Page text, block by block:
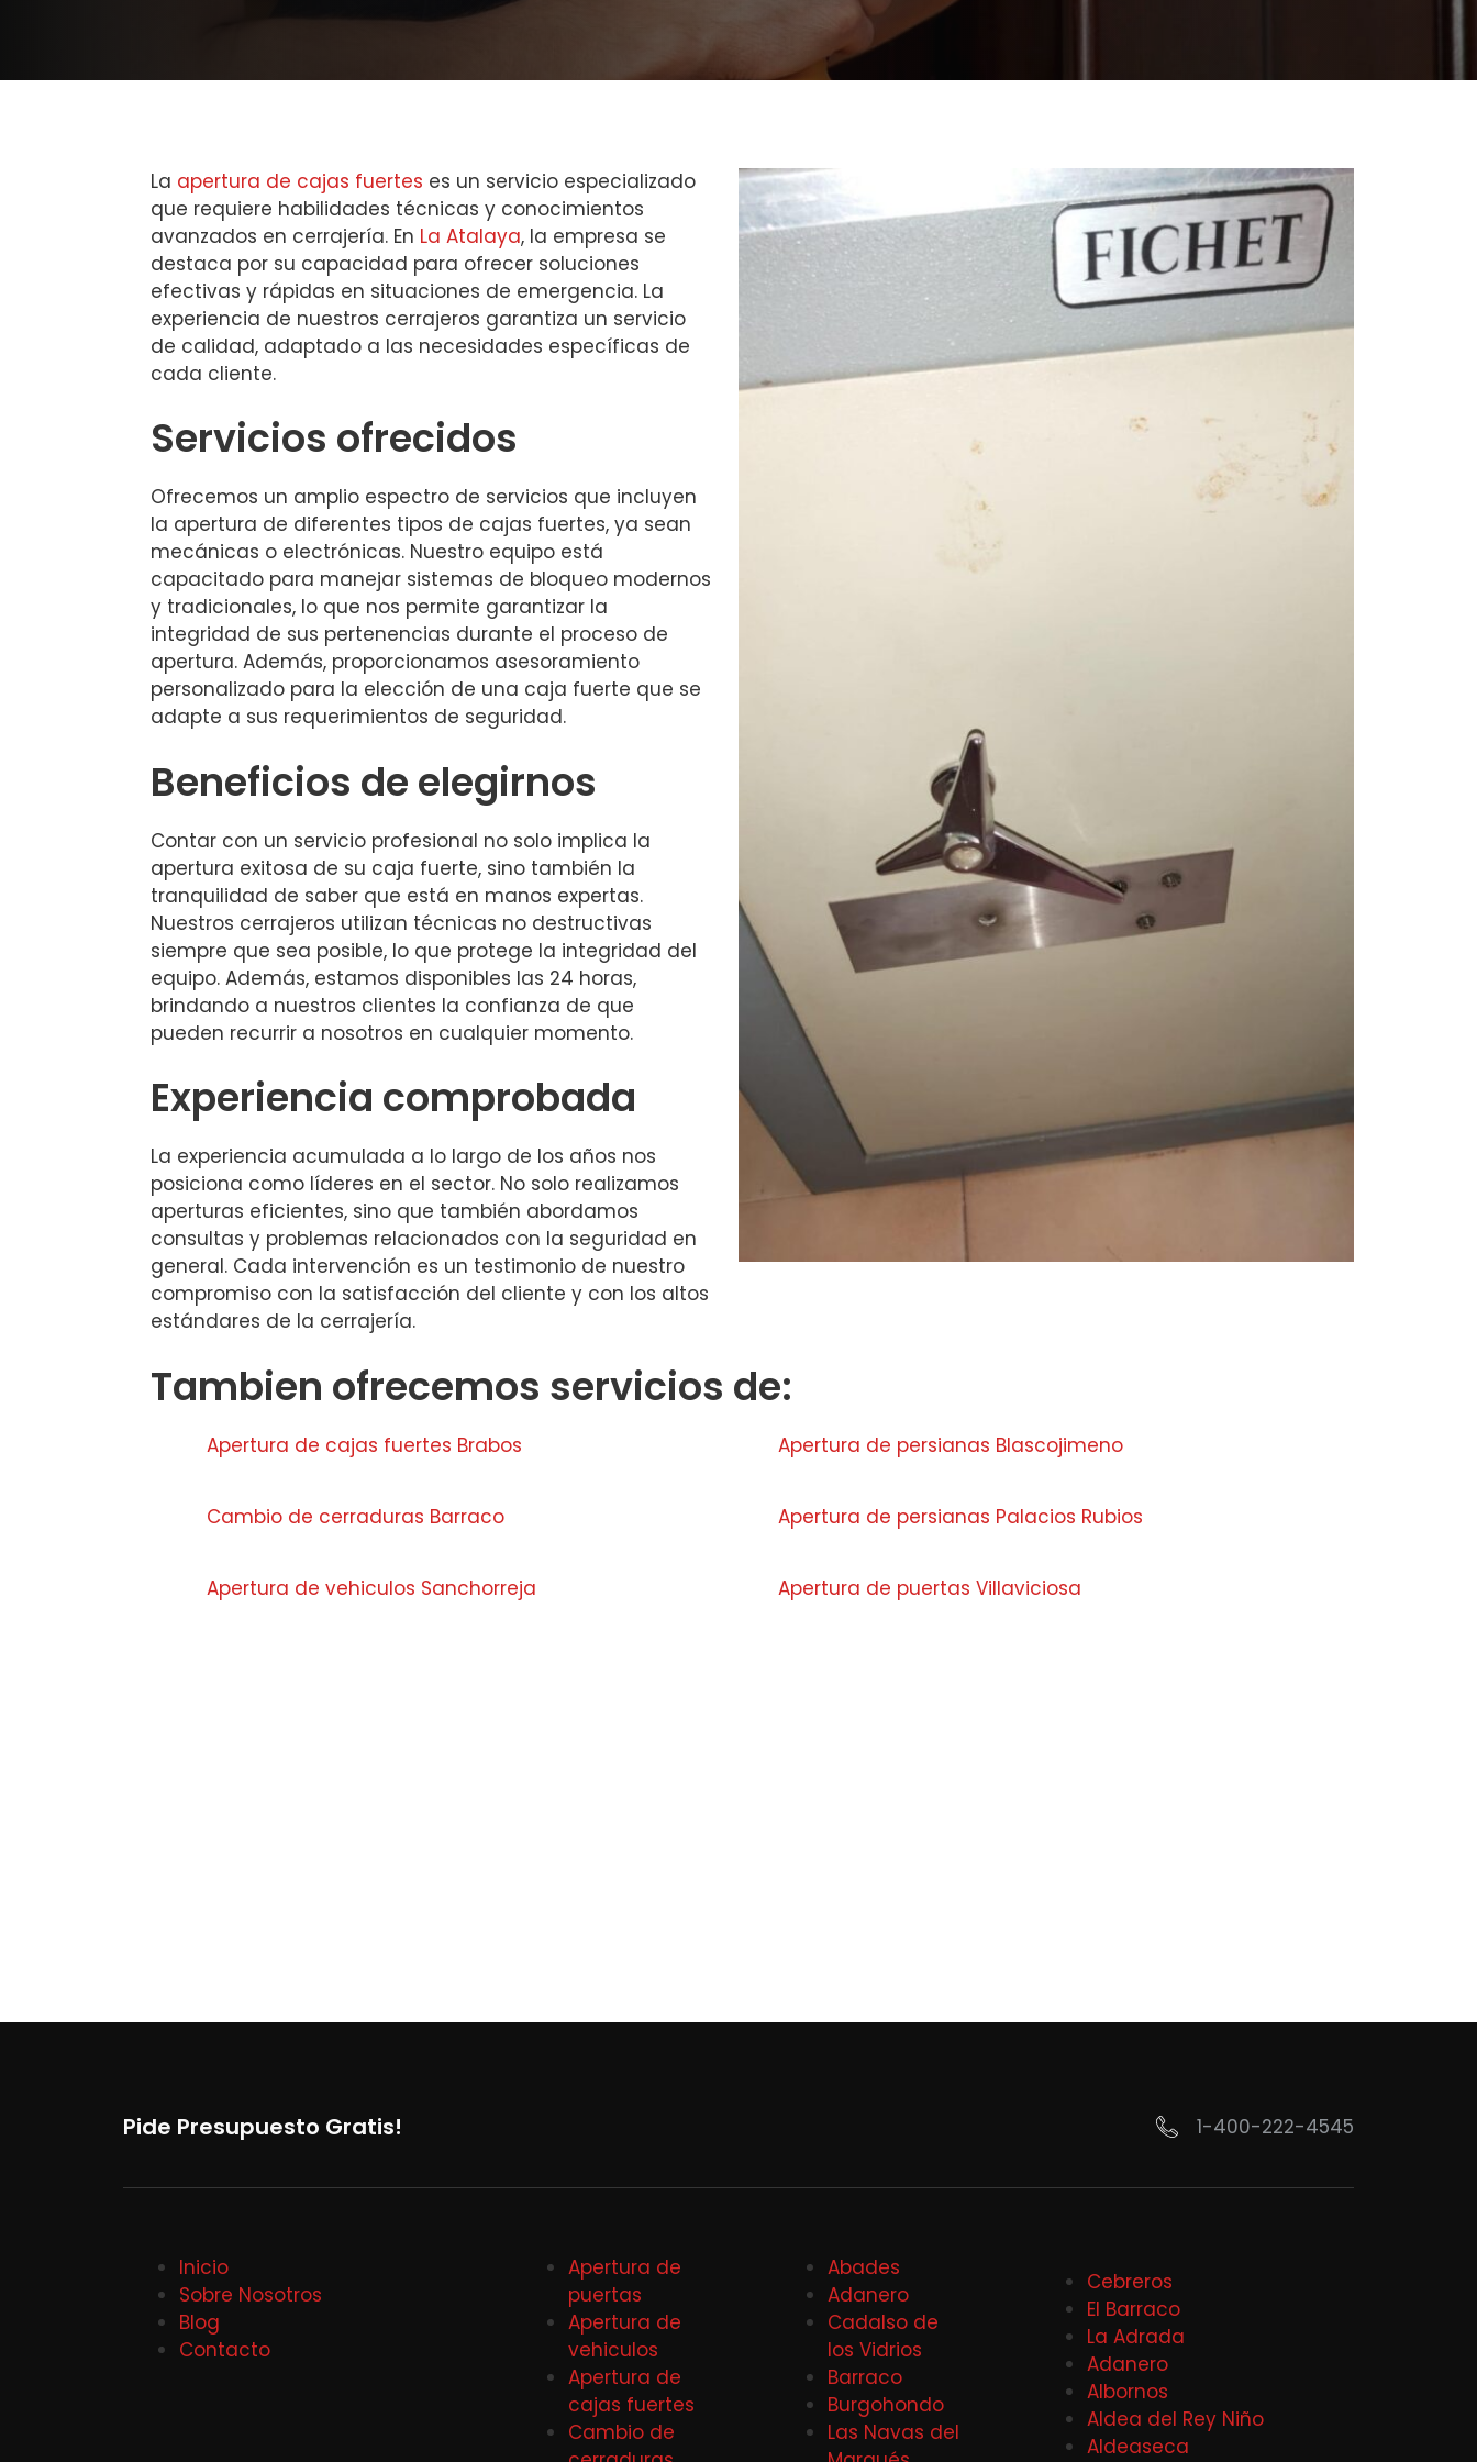
La apertura de cajas fuertes es un servicio especializado
que requiere habilidades técnicas y conocimientos
avanzados en cerrajería. En La Atalaya, la empresa se
destaca por su capacidad para ofrecer soluciones
efectivas y rápidas en situaciones de emergencia. La
experiencia de nuestros cerrajeros garantiza un servicio
de calidad, adaptado a las necesidades específicas de
cada cliente.
Servicios ofrecidos
Ofrecemos un amplio espectro de servicios que incluyen
la apertura de diferentes tipos de cajas fuertes, ya sean
mecánicas o electrónicas. Nuestro equipo está
capacitado para manejar sistemas de bloqueo modernos
y tradicionales, lo que nos permite garantizar la
integridad de sus pertenencias durante el proceso de
apertura. Además, proporcionamos asesoramiento
personalizado para la elección de una caja fuerte que se
adapte a sus requerimientos de seguridad.
Beneficios de elegirnos
Contar con un servicio profesional no solo implica la
apertura exitosa de su caja fuerte, sino también la
tranquilidad de saber que está en manos expertas.
Nuestros cerrajeros utilizan técnicas no destructivas
siempre que sea posible, lo que protege la integridad del
equipo. Además, estamos disponibles las 24 horas,
brindando a nuestros clientes la confianza de que
pueden recurrir a nosotros en cualquier momento.
Experiencia comprobada
La experiencia acumulada a lo largo de los años nos
posiciona como líderes en el sector. No solo realizamos
aperturas eficientes, sino que también abordamos
consultas y problemas relacionados con la seguridad en
general. Cada intervención es un testimonio de nuestro
compromiso con la satisfacción del cliente y con los altos
estándares de la cerrajería.
Tambien ofrecemos servicios de:
Apertura de cajas fuertes Brabos Apertura de persianas Blascojimeno
Cambio de cerraduras Barraco Apertura de persianas Palacios Rubios
Apertura de vehiculos Sanchorreja Apertura de puertas Villaviciosa
Pide Presupuesto Gratis! 1-400-222-4545
Inicio
Sobre Nosotros
Blog
Contacto
Apertura de
puertas
Apertura de
vehiculos
Apertura de
cajas fuertes
Cambio de
Abades
Adanero
Cadalso de
los Vidrios
Barraco
Burgohondo
Las Navas del
Cebreros
El Barraco
La Adrada
Adanero
Albornos
Aldea del Rey Niño
Aldeaseca